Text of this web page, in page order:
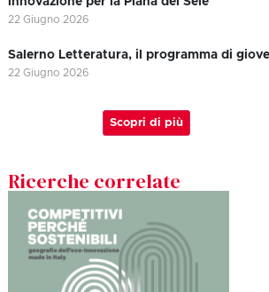
22 Giugno 2026
Salerno Letteratura, il programma di
22 Giugno 2026
Scopri di più
Ricerche correlate